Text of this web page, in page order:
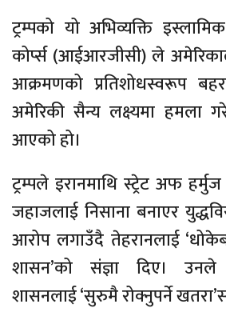
ट्रम्पको यो अभिव्यक्ति
कोर्प्स (आईआरजीसी) ले
आक्रमणको प्रतिशोधस्वरूप
अमेरिकी सैन्य लक्ष्यमा हमला
आएको हो।
ट्रम्पले इरानमाथि स्ट्रेट अफ हर्मुज
जहाजलाई निसाना बनाएर
आरोप लगाउँदै तेहरानलाई
शासन’को संज्ञा दिए। उनले
शासनलाई ‘सुरुमै रोक्नुपर्ने